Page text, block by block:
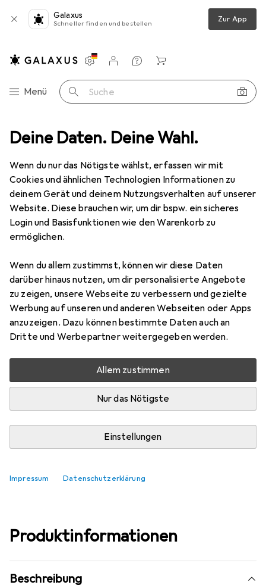
Deine Daten. Deine Wahl.
Wenn du nur das Nötigste wählst, erfassen wir mit
Cookies und ähnlichen Technologien Informationen zu
deinem Gerät und deinem Nutzungsverhalten auf unserer
Website. Diese brauchen wir, um dir bspw. ein sicheres
Login und Basisfunktionen wie den Warenkorb zu
ermöglichen.
Wenn du allem zustimmst, können wir diese Daten
darüber hinaus nutzen, um dir personalisierte Angebote
zu zeigen, unsere Webseite zu verbessern und gezielte
Werbung auf unseren und anderen Webseiten oder Apps
anzuzeigen. Dazu können bestimmte Daten auch an
Dritte und Werbepartner weitergegeben werden.
Allem zustimmen
Nur das Nötigste
Einstellungen
Impressum Datenschutzerklärung
Galaxus
Schneller finden und bestellen Zur App
Navigation nach Kategorien
Menü Suche
Einstellungen
Kundenkonto
Vergleichslisten
Merklisten
Warenkorb
Türbeschlag Zubehör Türbeschlag OK-Line Zapfenbänder
2 Bilder
OK-LineZapfenbänder
EUR
32,90
Bewertungen
Zwischen Fr, 14.8. und Sa, 15.8. geliefert
Mehr als 10 Stück an Lager beim Lieferanten
Lieferort angeben für genaue Lieferzeit
In den Warenkorb
Produktinformationen
Beschreibung